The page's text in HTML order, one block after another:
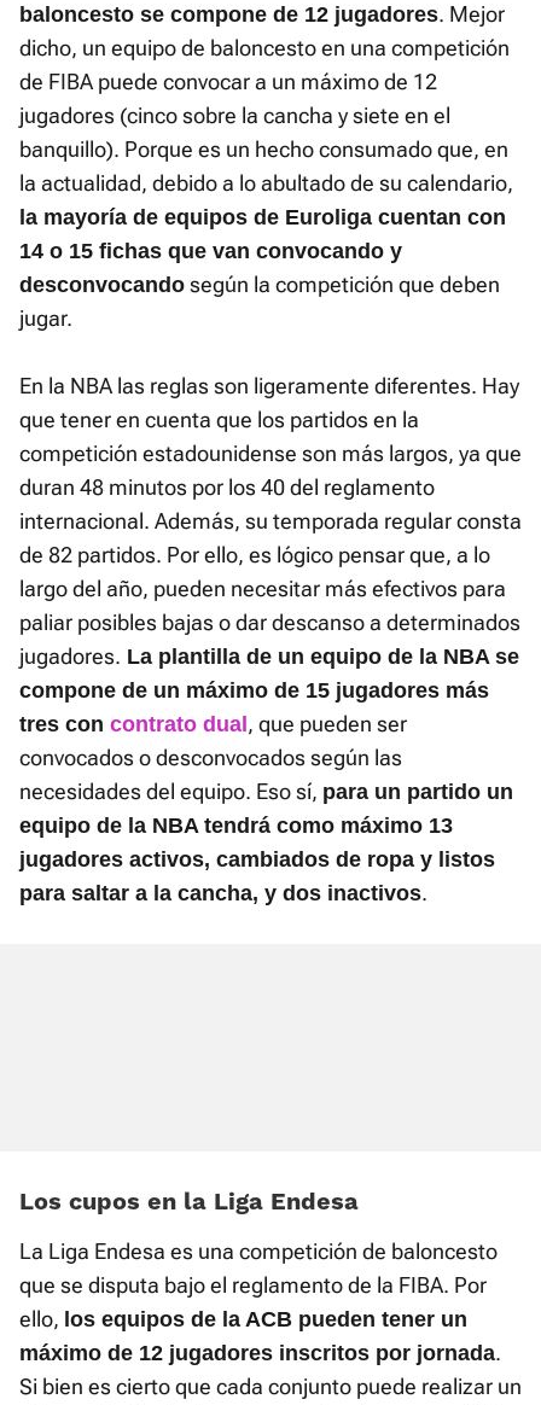
baloncesto se compone de 12 jugadores. Mejor
dicho, un equipo de baloncesto en una competición
de FIBA puede convocar a un máximo de 12
jugadores (cinco sobre la cancha y siete en el
banquillo). Porque es un hecho consumado que, en
la actualidad, debido a lo abultado de su calendario,
la mayoría de equipos de Euroliga cuentan con
14 o 15 fichas que van convocando y
desconvocando según la competición que deben
jugar.
En la NBA las reglas son ligeramente diferentes. Hay
que tener en cuenta que los partidos en la
competición estadounidense son más largos, ya que
duran 48 minutos por los 40 del reglamento
internacional. Además, su temporada regular consta
de 82 partidos. Por ello, es lógico pensar que, a lo
largo del año, pueden necesitar más efectivos para
paliar posibles bajas o dar descanso a determinados
jugadores. La plantilla de un equipo de la NBA se
compone de un máximo de 15 jugadores más
tres con contrato dual , que pueden ser
convocados o desconvocados según las
necesidades del equipo. Eso sí, para un partido un
equipo de la NBA tendrá como máximo 13
jugadores activos, cambiados de ropa y listos
para saltar a la cancha, y dos inactivos.
Los cupos en la Liga Endesa
La Liga Endesa es una competición de baloncesto
que se disputa bajo el reglamento de la FIBA. Por
ello, los equipos de la ACB pueden tener un
máximo de 12 jugadores inscritos por jornada.
Si bien es cierto que cada conjunto puede realizar un